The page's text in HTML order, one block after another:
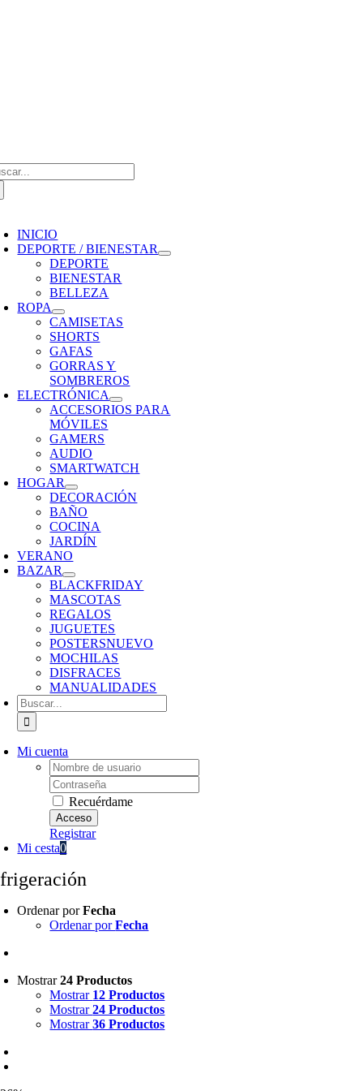
INICIO
DEPORTE / BIENESTAR
DEPORTE
BIENESTAR
BELLEZA
ROPA
CAMISETAS
SHORTS
GAFAS
GORRAS Y
SOMBREROS
ELECTRÓNICA
ACCESORIOS PARA
MÓVILES
GAMERS
AUDIO
SMARTWATCH
HOGAR
DECORACIÓN
BAÑO
COCINA
JARDÍN
VERANO
BAZAR
BLACKFRIDAY
MASCOTAS
REGALOS
JUGUETES
POSTERSNUEVO
MOCHILAS
DISFRACES
MANUALIDADES
Buscar:
Mi cuenta
Username:
Password:
Recuérdame
Registrar
Mi cesta0
Ordenar porFecha
Ordenar porFecha
Mostrar24 Productos
Mostrar 12 Productos
Mostrar24 Productos
Mostrar36 Productos